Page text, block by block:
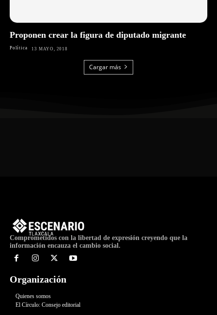
Proponen crear la figura de diputado migrante
Política 13 MAYO, 2018
Cargar más
Comprometidos con la libertad de expresión creyendo que la
información encauza el cambio social.
Organización
Quienes somos
El Círculo: Consejo editorial